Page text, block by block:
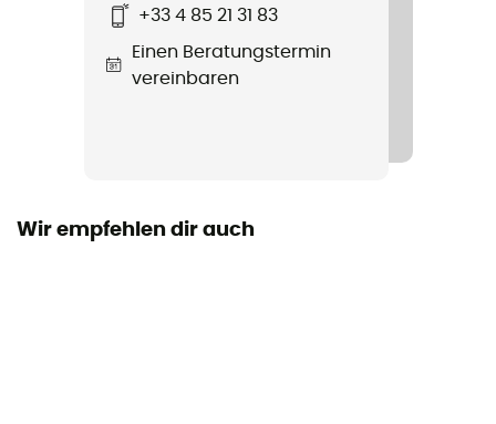
Zwischensohle
Laufsohle
+33 4 85 21 31 83
Einen Beratungstermin
vereinbaren
Wir empfehlen dir auch